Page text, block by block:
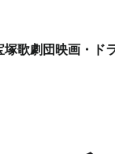
塚歌劇団映画・ド